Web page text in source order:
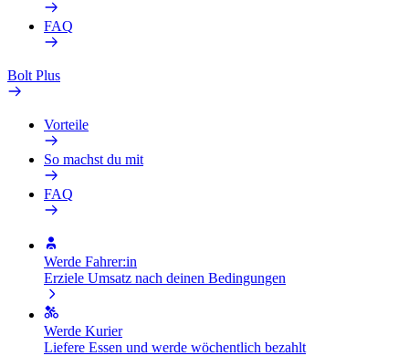
FAQ
Bolt Plus
Vorteile
So machst du mit
FAQ
Werde Fahrer:in
Erziele Umsatz nach deinen Bedingungen
Werde Kurier
Liefere Essen und werde wöchentlich bezahlt